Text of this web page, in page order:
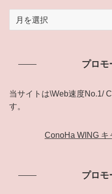
リ
ー
ブ
プロモ
当サイトは\Web速度No.1/
す。
ConoHa WING キ
プロモ